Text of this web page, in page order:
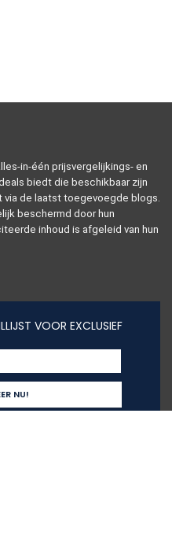
in-één prijsvergelijkings- en
biedt die beschikbaar zijn
de laatst toegevoegde blogs.
beschermd door hun
inhoud is afgeleid van hun
VOOR EXCLUSIEF